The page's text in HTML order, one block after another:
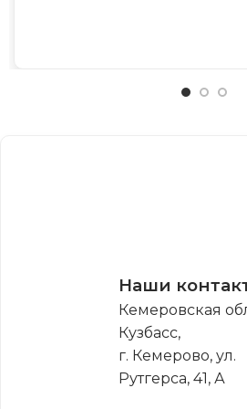
Наши
Кемеровская
Кузбасс,
г. Кемерово, ул.
Рутгерса, 41, А